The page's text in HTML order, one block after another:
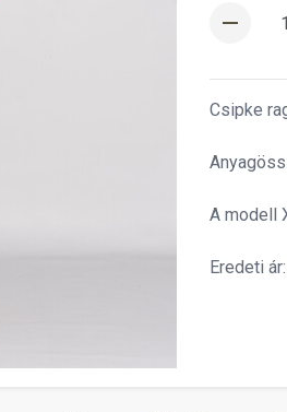
remove
Csipke
A modell
Eredeti